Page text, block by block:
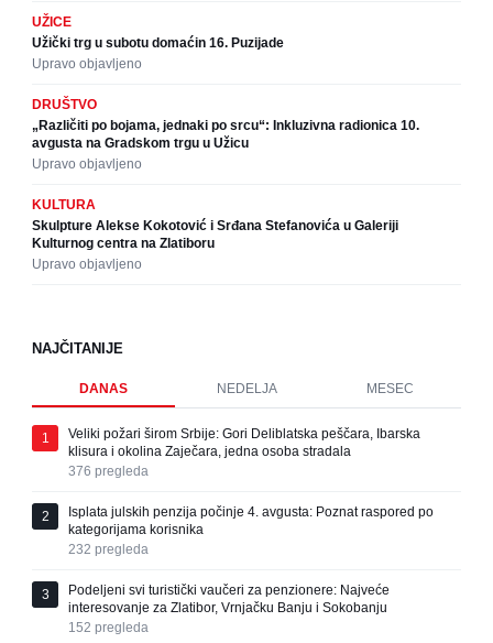
UŽICE
Užički trg u subotu domaćin 16. Puzijade
Upravo objavljeno
DRUŠTVO
„Različiti po bojama, jednaki po srcu“: Inkluzivna radionica 10.
avgusta na Gradskom trgu u Užicu
Upravo objavljeno
KULTURA
Skulpture Alekse Kokotović i Srđana Stefanovića u Galeriji
Kulturnog centra na Zlatiboru
Upravo objavljeno
NAJČITANIJE
DANAS NEDELJA MESEC
1
Veliki požari širom Srbije: Gori Deliblatska peščara, Ibarska
klisura i okolina Zaječara, jedna osoba stradala
376 pregleda
2
Isplata julskih penzija počinje 4. avgusta: Poznat raspored po
kategorijama korisnika
232 pregleda
3
Podeljeni svi turistički vaučeri za penzionere: Najveće
interesovanje za Zlatibor, Vrnjačku Banju i Sokobanju
152 pregleda